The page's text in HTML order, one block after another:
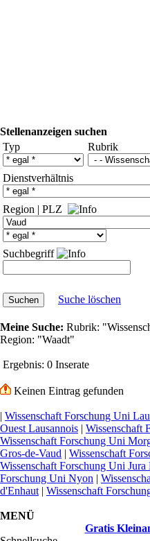
Stellenanzeigen suchen
Typ
Rubrik
Dienstverhältnis
Region | PLZ
Suchbegriff
Suche löschen
Meine Suche: Rubrik:
Region: "Waadt"
Ergebnis: 0 Inserate
Keinen Eintrag gefunden
| Wissenschaft Forschung Uni
Ouest Lausannois | Wissenschaft
Wissenschaft Forschung Uni
Gros-de-Vaud | Wissenschaft
Wissenschaft Forschung Uni
Forschung Uni Nyon |
d'Enhaut | Wissenschaft
MENÜ
Gratis